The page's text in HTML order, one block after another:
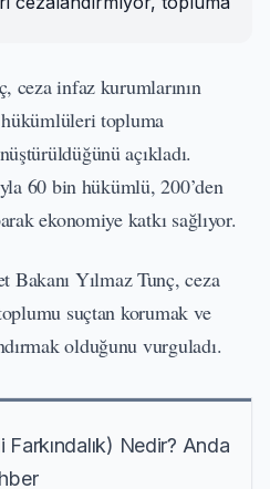
ceza infaz kurumlarının
topluma
açıkladı.
60 bin hükümlü, 200’den
ekonomiye katkı sağlıyor.
Bakanı Yılmaz Tunç, ceza
suçtan korumak ve
olduğunu vurguladı.